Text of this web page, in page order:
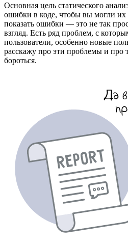
Основная цель статического
ошибки в коде, чтобы вы могли их
показать ошибки — это не так
взгляд. Есть ряд проблем, с
пользователи, особенно новые
расскажу про эти проблемы и про
бороться.